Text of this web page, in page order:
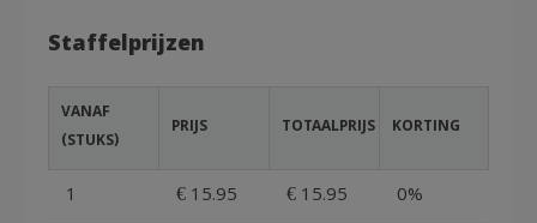
Staffelprijzen
VANAF
(STUKS)
PRIJS TOTAALPRIJS KORTING
1 € 15.95 € 15.95
0%